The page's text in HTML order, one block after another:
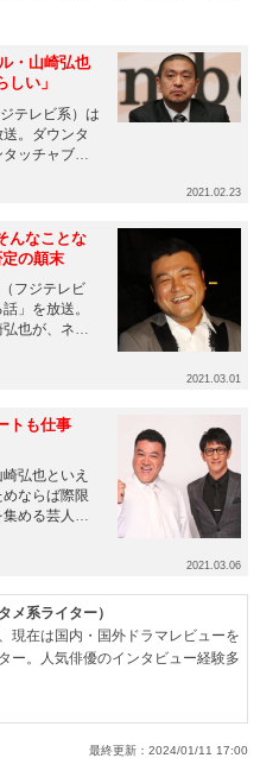
・山崎弘也
い」
テレビ系）は
。ダウンタ
タッチャブ
2021.02.23
んなことな
の顛末
フジテレビ
」を放送。
也が、ネッ
2021.03.01
トも仕事
弘也といえ
ならば際限
める芸人と
2021.03.06
メ系ライター）
現在は国内・国外ドラマレビューを
ー。人気俳優のインタビュー経験多
最終更新： 2024/01/11 17:00